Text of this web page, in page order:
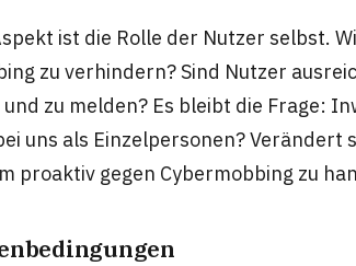
ist die Rolle der Nutzer selbst.
zu verhindern? Sind Nutzer
zu melden? Es bleibt die Frage:
uns als Einzelpersonen? Verändert
proaktiv gegen Cybermobbing zu